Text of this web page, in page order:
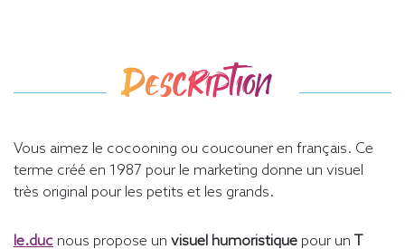
Description
Vous aimez le cocooning ou coucouner en français. Ce
terme créé en 1987 pour le marketing donne un visuel
très original pour les petits et les grands.
le.duc nous propose un visuel humoristique pour un T